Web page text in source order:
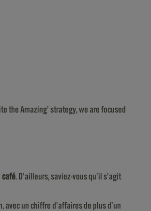
the Amazing’ strategy, we are focused
café. D’ailleurs, saviez-vous qu’il s’agit
un chiffre d’affaires de plus d’un